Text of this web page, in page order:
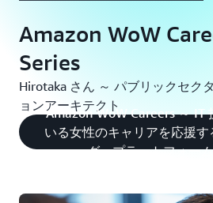
Amazon WoW
Series
Hirotaka さん ～ パブリックセク
ョンアーキテクト
Amazon WoW Careers ～ IT
いる女性のキャリアを応援
グ・プラットフォー